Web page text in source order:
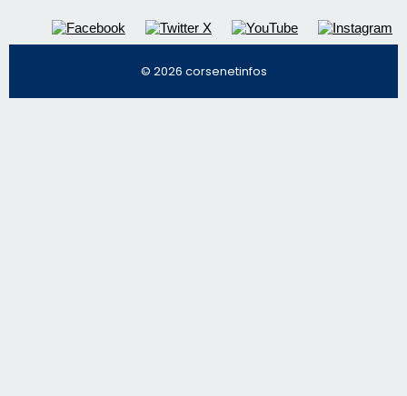
© 2026 corsenetinfos